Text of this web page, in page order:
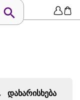
ᲓᲐᲮᲐᲠᲘᲡᲮᲔᲑᲐ